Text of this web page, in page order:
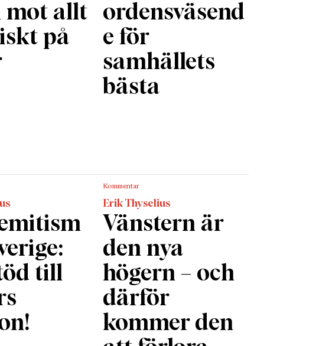
mot allt
på
ordensväsend
e för
samhällets
bästa
till
Kommentar
Erik Thyselius
Vänstern är
den nya
högern – och
därför
kommer den